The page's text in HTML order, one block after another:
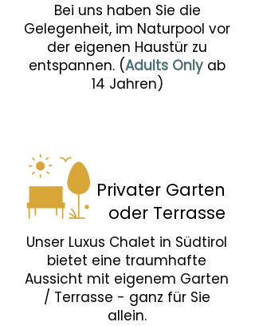
Bei uns haben Sie die
Gelegenheit, im Naturpool vor
der eigenen Haustür zu
entspannen. (Adults Only ab
14 Jahren)
Privater Garten
oder Terrasse
Unser Luxus Chalet in Südtirol
bietet eine traumhafte
Aussicht mit eigenem Garten
/ Terrasse - ganz für Sie
allein.